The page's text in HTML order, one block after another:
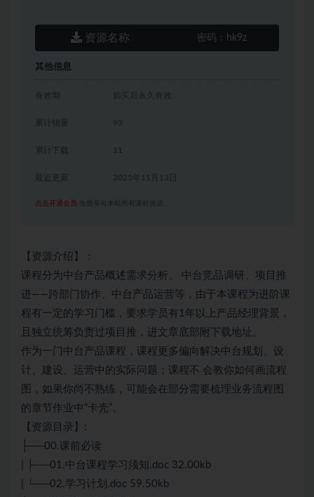
资源名称 密码： hk9z
其他信息
有效期 购买后永久有效
累计销量 93
累计下载 11
2025年11月13日
点击开通会员 免费享有本站所有课程资源
【资源介绍】：
课程分为中台产品概述需求分析、 中台竞品调研、项目推
进——跨部门协作、中台产品运营等，由于本课程为进阶课
程有一定的学习门槛，要求学员有1年以上产品经理背景，
且独立统筹负责过项目推，进文章底部附下载地址。
作为一门中台产品课程，课程更多偏向解决中台规划、设
计、建设、运营中的实际问题；课程不 会教你如何画流程
图，如果你尚不熟练，可能会在部分需要梳理业务流程图
的章节作业中“卡壳”。
【资源目录】:
├──00.课前必读
| ├──01.中台课程学习须知.doc 32.00kb
| └──02.学习计划.doc 59.50kb